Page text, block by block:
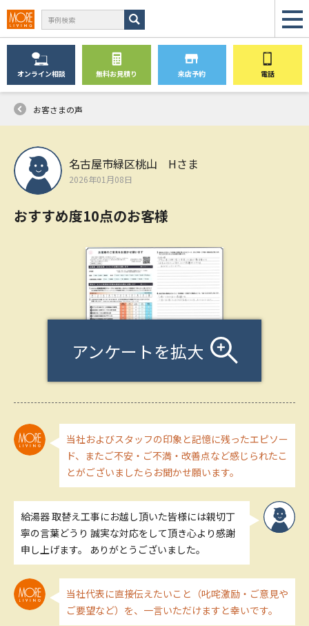
オンライン相談 無料お見積り 来店予約 電話
お客さまの声
名古屋市緑区桃山 Hさま
2026年01月08日
おすすめ度10点のお客様
アンケートを拡大
当社およびスタッフの印象と記憶に残ったエピソー
ド、またご不安・ご不満・改善点など感じられたこ
とがございましたらお聞かせ願います。
給湯器 取替え工事にお越し頂いた皆様には親切丁
寧の言葉どうり 誠実な対応をして頂き心より感謝
申し上げます。 ありがとうございました。
当社代表に直接伝えたいこと（叱咤激励・ご意見や
ご要望など）を、一言いただけますと幸いです。